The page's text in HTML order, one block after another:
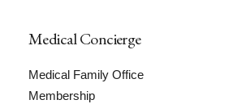
Medical Concierge
Medical Family Office
Membership